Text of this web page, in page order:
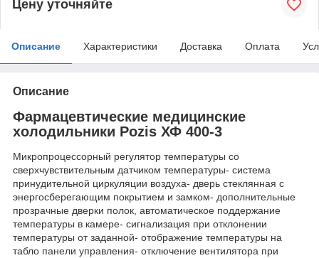
Цену уточняйте
Описание Характеристики Доставка Оплата
Описание
Фармацевтические медицинские
холодильники Pozis ХФ 400-3
Микропроцессорный регулятор температуры со
сверхчувствительным датчиком температуры- система
принудительной циркуляции воздуха- дверь стеклянная с
энергосберегающим покрытием и замком- дополнительные
прозрачные дверки полок, автоматическое поддержание
температуры в камере- сигнализация при отклонении
температуры от заданной- отображение температуры на
табло панели управления- отключение вентилятора при